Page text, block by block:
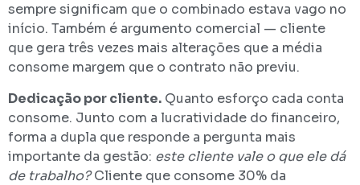
sempre significam que o combinado estava vago no
início. Também é argumento comercial — cliente
que gera três vezes mais alterações que a média
consome margem que o contrato não previu.
Dedicação por cliente. Quanto esforço cada conta
consome. Junto com a lucratividade do financeiro,
forma a dupla que responde a pergunta mais
importante da gestão: este cliente vale o que ele dá
de trabalho?Cliente que consome 30% da